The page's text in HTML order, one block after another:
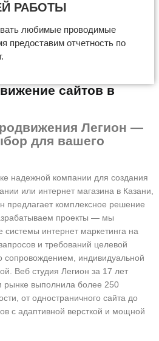
РАБОТЫ
любимые проводимые
предоставим отчетность по
сайтов в
Легион —
для вашего
надежной компании для создания
или интернет магазина в Казани,
предлагает комплексное решение
проекты — мы
интернет маркетинга на
и требований целевой
сопровождением, индивидуальной
Веб студия Легион за 17 лет
рынке выполнила более 250
от одностраничного сайта до
с адаптивной версткой и мощной